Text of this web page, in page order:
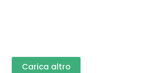
Carica altro